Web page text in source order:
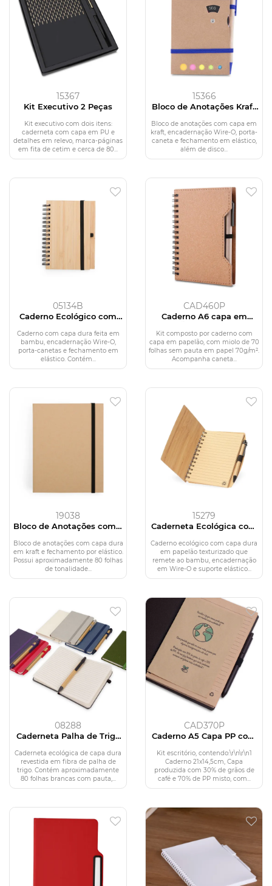
15367
Kit Executivo 2 Peças
Kit executivo com dois itens:
caderneta com capa em PU e
detalhes em relevo, marca-páginas
em fita de cetim e cerca de 80...
15366
Bloco de Anotações Kraft
com Caneta
Bloco de anotações com capa em
kraft, encadernação Wire-O, porta-
caneta e fechamento em elástico,
além de disco...
05134B
Caderno Ecológico com
Caderno com capa dura feita em
bambu, encadernação Wire-O,
porta-canetas e fechamento em
elástico. Contém...
CAD460P
Caderno A6 capa em
caneta
Kit composto por caderno com
capa em papelão, com miolo de 70
folhas sem pauta em papel 70g/m².
Acompanha caneta...
19038
Bloco de Anotações com 5
Canetas
Bloco de anotações com capa dura
em kraft e fechamento por elástico.
Possui aproximadamente 80 folhas
de tonalidade...
15279
Caderneta Ecológica com
Caderno ecológico com capa dura
em papelão texturizado que
remete ao bambu, encadernação
em Wire-O e suporte elástico...
08288
Caderneta Palha de Trigo
Caderneta ecológica de capa dura
revestida em fibra de palha de
trigo. Contém aproximadamente
80 folhas brancas com pauta,...
CAD370P
Caderno A5 Capa PP com
Kit escritório, contendo:\r\n\r\n1
Caderno 21x14,5cm, Capa
produzida com 30% de grãos de
café e 70% de PP misto, com...